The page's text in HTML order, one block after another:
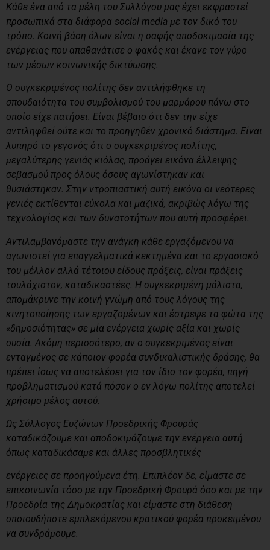
Κάθε ένα από τα μέλη του Συλλόγου μας έχει εκφραστεί
προσωπικά στα διάφορα social media με τον δικό του
τρόπο. Κοινή βάση όλων είναι η σαφής αποδοκιμασία της
ενέργειας που απαθανάτισε ο φακός και έκανε τον γύρο
των μέσων κοινωνικής δικτύωσης.
Ο συγκεκριμένος πολίτης δεν αντιλήφθηκε τη
σπουδαιότητα του συμβολισμού του μαρμάρου πάνω στο
οποίο είχε πατήσει. Είναι βέβαιο ότι δεν την είχε
αντιληφθεί ούτε και το προηγηθέν χρονικό διάστημα. Είναι
λυπηρό το γεγονός ότι ο συγκεκριμένος πολίτης,
μεγαλύτερης γενιάς κιόλας, προάγει εικόνα έλλειψης
σεβασμού προς όλους όσους αγωνίστηκαν και
θυσιάστηκαν. Στην ντροπιαστική αυτή εικόνα οι νεότερες
γενιές εκτίθενται εύκολα και μαζικά, ακριβώς λόγω της
τεχνολογίας και των δυνατοτήτων που αυτή προσφέρει.
Αντιλαμβανόμαστε την ανάγκη κάθε εργαζόμενου να
αγωνιστεί για επαγγελματικά κεκτημένα και το εργασιακό
του μέλλον αλλά τέτοιου είδους πράξεις, είναι πράξεις
τουλάχιστον, καταδικαστέες. Η συγκεκριμένη μάλιστα,
απομάκρυνε την κοινή γνώμη από τους λόγους της
κινητοποίησης των εργαζομένων και έστρεψε τα φώτα της
«δημοσιότητας» σε μία ενέργεια χωρίς αξία και χωρίς
ουσία. Ακόμη περισσότερο, αν ο συγκεκριμένος είναι
ενταγμένος σε κάποιον φορέα συνδικαλιστικής δράσης, θα
πρέπει ίσως να αποτελέσει για τον ίδιο τον φορέα, πηγή
προβληματισμού κατά πόσον ο εν λόγω πολίτης αποτελεί
χρήσιμο μέλος αυτού.
Ως Σύλλογος Ευζώνων Προεδρικής Φρουράς
καταδικάζουμε και αποδοκιμάζουμε την ενέργεια αυτή
όπως καταδικάσαμε και άλλες προσβλητικές
ενέργειες σε προηγούμενα έτη. Επιπλέον δε, είμαστε σε
επικοινωνία τόσο με την Προεδρική Φρουρά όσο και με την
Προεδρία της Δημοκρατίας και είμαστε στη διάθεση
οποιουδήποτε εμπλεκόμενου κρατικού φορέα προκειμένου
να συνδράμουμε.